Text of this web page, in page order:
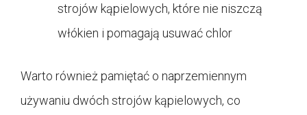
strojów kąpielowych, które nie niszczą
włókien i pomagają usuwać chlor
Warto również pamiętać o naprzemiennym
używaniu dwóch strojów kąpielowych, co